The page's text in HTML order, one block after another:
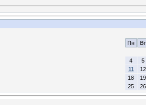
Пн Вт
4
5
11
12
18
19
25
26